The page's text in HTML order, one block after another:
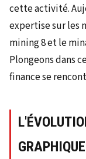
cette activité.
expertise sur les
mining 8 et le
Plongeons dans
finance se